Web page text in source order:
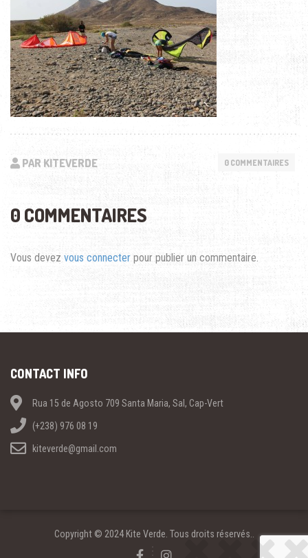
PAR KITEVERDE 0 COMMENTAIRES
0 COMMENTAIRES
Vous devez vous connecter pour publier un commentaire.
CONTACT INFO
Rua 15 de Agosto 709 Santa Maria, Sal, Cap-Vert
(+238) 976 08 19
kiteverde@gmail.com
Copyright © 2024 Kite Verde. Tous droits réservés..